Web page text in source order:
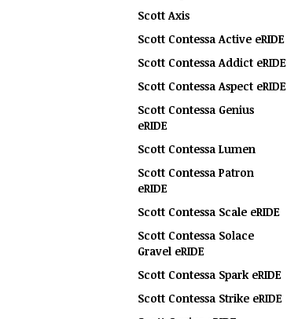
Scott Axis
Scott Contessa Active eRIDE
Scott Contessa Addict eRIDE
Scott Contessa Aspect eRIDE
Scott Contessa Genius
eRIDE
Scott Contessa Lumen
Scott Contessa Patron
eRIDE
Scott Contessa Scale eRIDE
Scott Contessa Solace
Gravel eRIDE
Scott Contessa Spark eRIDE
Scott Contessa Strike eRIDE